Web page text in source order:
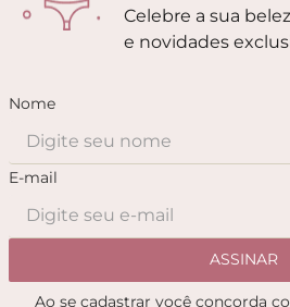
Celebre a sua
e novidades
Nome
E-mail
ASSINAR
Ao se cadastrar você concorda